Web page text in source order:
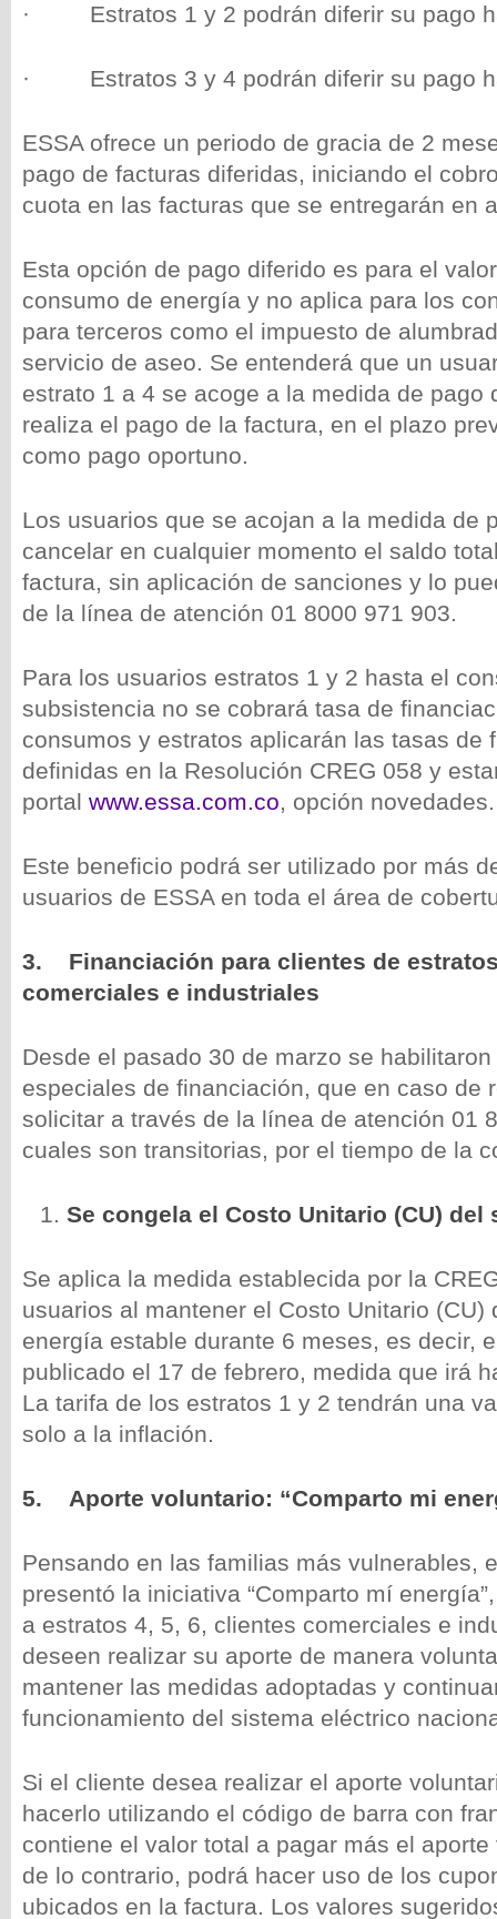
· Estratos 1 y 2 podrán diferir su pago
· Estratos 3 y 4 podrán diferir su pago
ESSA ofrece un periodo de gracia de 2
pago de facturas diferidas, iniciando el
cuota en las facturas que se entregarán en
Esta opción de pago diferido es para el
consumo de energía y no aplica para los
para terceros como el impuesto de
servicio de aseo. Se entenderá que un
estrato 1 a 4 se acoge a la medida de pago
realiza el pago de la factura, en el plazo
como pago oportuno.
Los usuarios que se acojan a la medida de
cancelar en cualquier momento el saldo
factura, sin aplicación de sanciones y lo
de la línea de atención 01 8000 971 903.
Para los usuarios estratos 1 y 2 hasta el
subsistencia no se cobrará tasa de
consumos y estratos aplicarán las tasas de
definidas en la Resolución CREG 058 y
portal www.essa.com.co, opción
Este beneficio podrá ser utilizado por más
usuarios de ESSA en toda el área de
3. Financiación para clientes de
comerciales e industriales
Desde el pasado 30 de marzo se
especiales de financiación, que en caso de
solicitar a través de la línea de atención 01
cuales son transitorias, por el tiempo de la
Se congela el Costo Unitario (CU) del
Se aplica la medida establecida por la
usuarios al mantener el Costo Unitario (CU)
energía estable durante 6 meses, es decir,
publicado el 17 de febrero, medida que irá
La tarifa de los estratos 1 y 2 tendrán una
solo a la inflación.
5. Aporte voluntario: “Comparto mi
Pensando en las familias más vulnerables,
presentó la iniciativa “Comparto mí
a estratos 4, 5, 6, clientes comerciales e
deseen realizar su aporte de manera
mantener las medidas adoptadas y
funcionamiento del sistema eléctrico
Si el cliente desea realizar el aporte
hacerlo utilizando el código de barra con
contiene el valor total a pagar más el
de lo contrario, podrá hacer uso de los
ubicados en la factura. Los valores